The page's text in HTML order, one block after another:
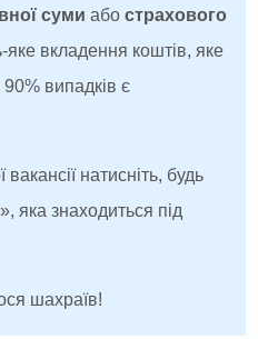
суми абострахового
вкладення коштів, яке
90% випадків є
натисніть, будь
», яка знаходиться під
шахраїв!